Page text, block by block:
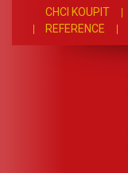
CHCI KOUPIT
REFERENCE